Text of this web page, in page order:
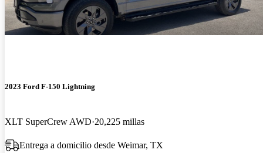
2023 Ford F-150 Lightning
XLT SuperCrew AWD 20,225 millas
Entrega a domicilio desde Weimar, TX